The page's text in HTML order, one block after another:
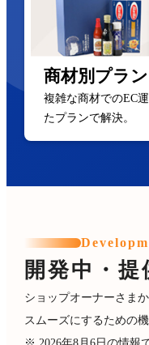
商材別プラン
複雑な商材でのEC
たプランで解決。
開発中・
ショップオーナーさま
スムーズにするための